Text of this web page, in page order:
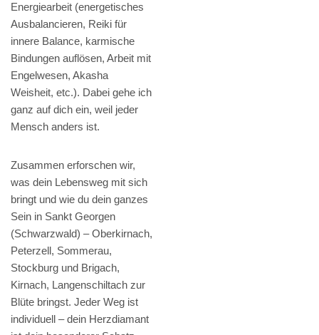
Energiearbeit (energetisches
Ausbalancieren, Reiki für
innere Balance, karmische
Bindungen auflösen, Arbeit mit
Engelwesen, Akasha
Weisheit, etc.). Dabei gehe ich
ganz auf dich ein, weil jeder
Mensch anders ist.
Zusammen erforschen wir,
was dein Lebensweg mit sich
bringt und wie du dein ganzes
Sein in Sankt Georgen
(Schwarzwald) – Oberkirnach,
Peterzell, Sommerau,
Stockburg und Brigach,
Kirnach, Langenschiltach zur
Blüte bringst. Jeder Weg ist
individuell – dein Herzdiamant